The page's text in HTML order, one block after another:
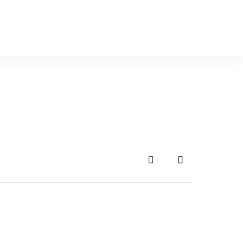
SearchSign In